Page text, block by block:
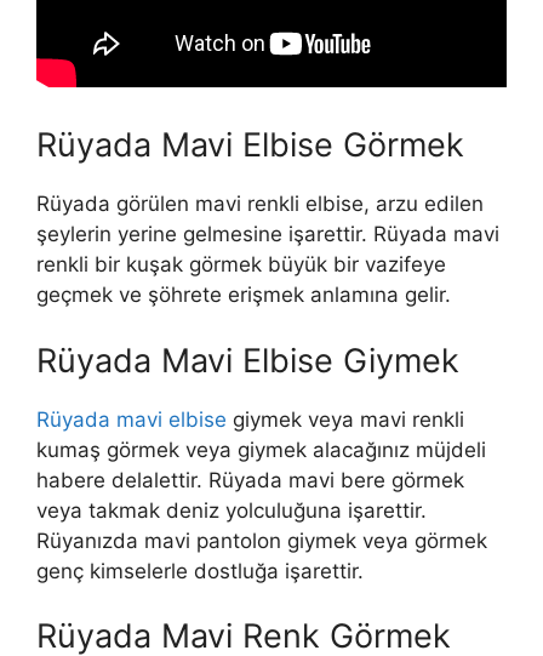
Rüyada Mavi Elbise Görmek
Rüyada görülen mavi renkli elbise, arzu edilen
şeylerin yerine gelmesine işarettir. Rüyada mavi
renkli bir kuşak görmek büyük bir vazifeye
geçmek ve şöhrete erişmek anlamına gelir.
Rüyada Mavi Elbise Giymek
Rüyada mavi elbise giymek veya mavi renkli
kumaş görmek veya giymek alacağınız müjdeli
habere delalettir. Rüyada mavi bere görmek
veya takmak deniz yolculuğuna işarettir.
Rüyanızda mavi pantolon giymek veya görmek
genç kimselerle dostluğa işarettir.
Rüyada Mavi Renk Görmek